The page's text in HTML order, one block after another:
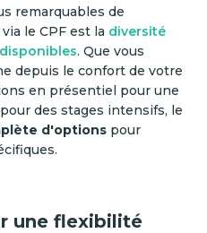
remarquables de
le CPF est la diversité
. Que vous
depuis le confort de votre
en présentiel pour une
des stages intensifs, le
d'options pour
une flexibilité